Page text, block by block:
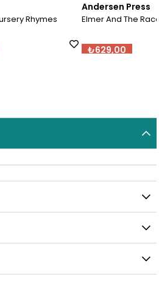
Andersen Press
Elmer And The Race
₺629,00